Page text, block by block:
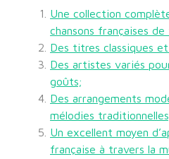
Une collection
chansons françaises
Des titres classiques
Des artistes variés
goûts;
Des arrangements
mélodies
Un excellent moyen
française à travers la